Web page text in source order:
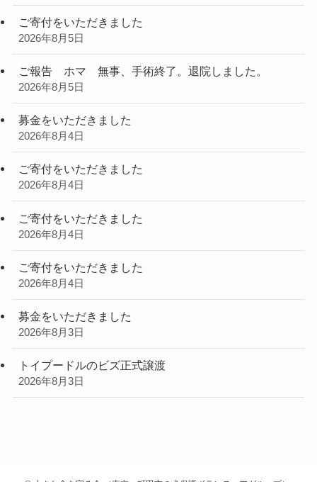
ご寄付をいただきました
2026年8月5日
ご報告 ホマ 無事、手術終了。退院しました。
2026年8月5日
募金をいただきました
2026年8月4日
ご寄付をいただきました
2026年8月4日
ご寄付をいただきました
2026年8月4日
ご寄付をいただきました
2026年8月4日
募金をいただきました
2026年8月3日
トイプードルのビズ正式譲渡
2026年8月3日